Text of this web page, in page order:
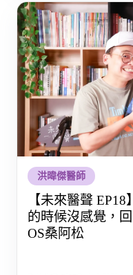
洪暐傑醫師
【未來醫聲
的時候沒感覺，
OS桑阿松